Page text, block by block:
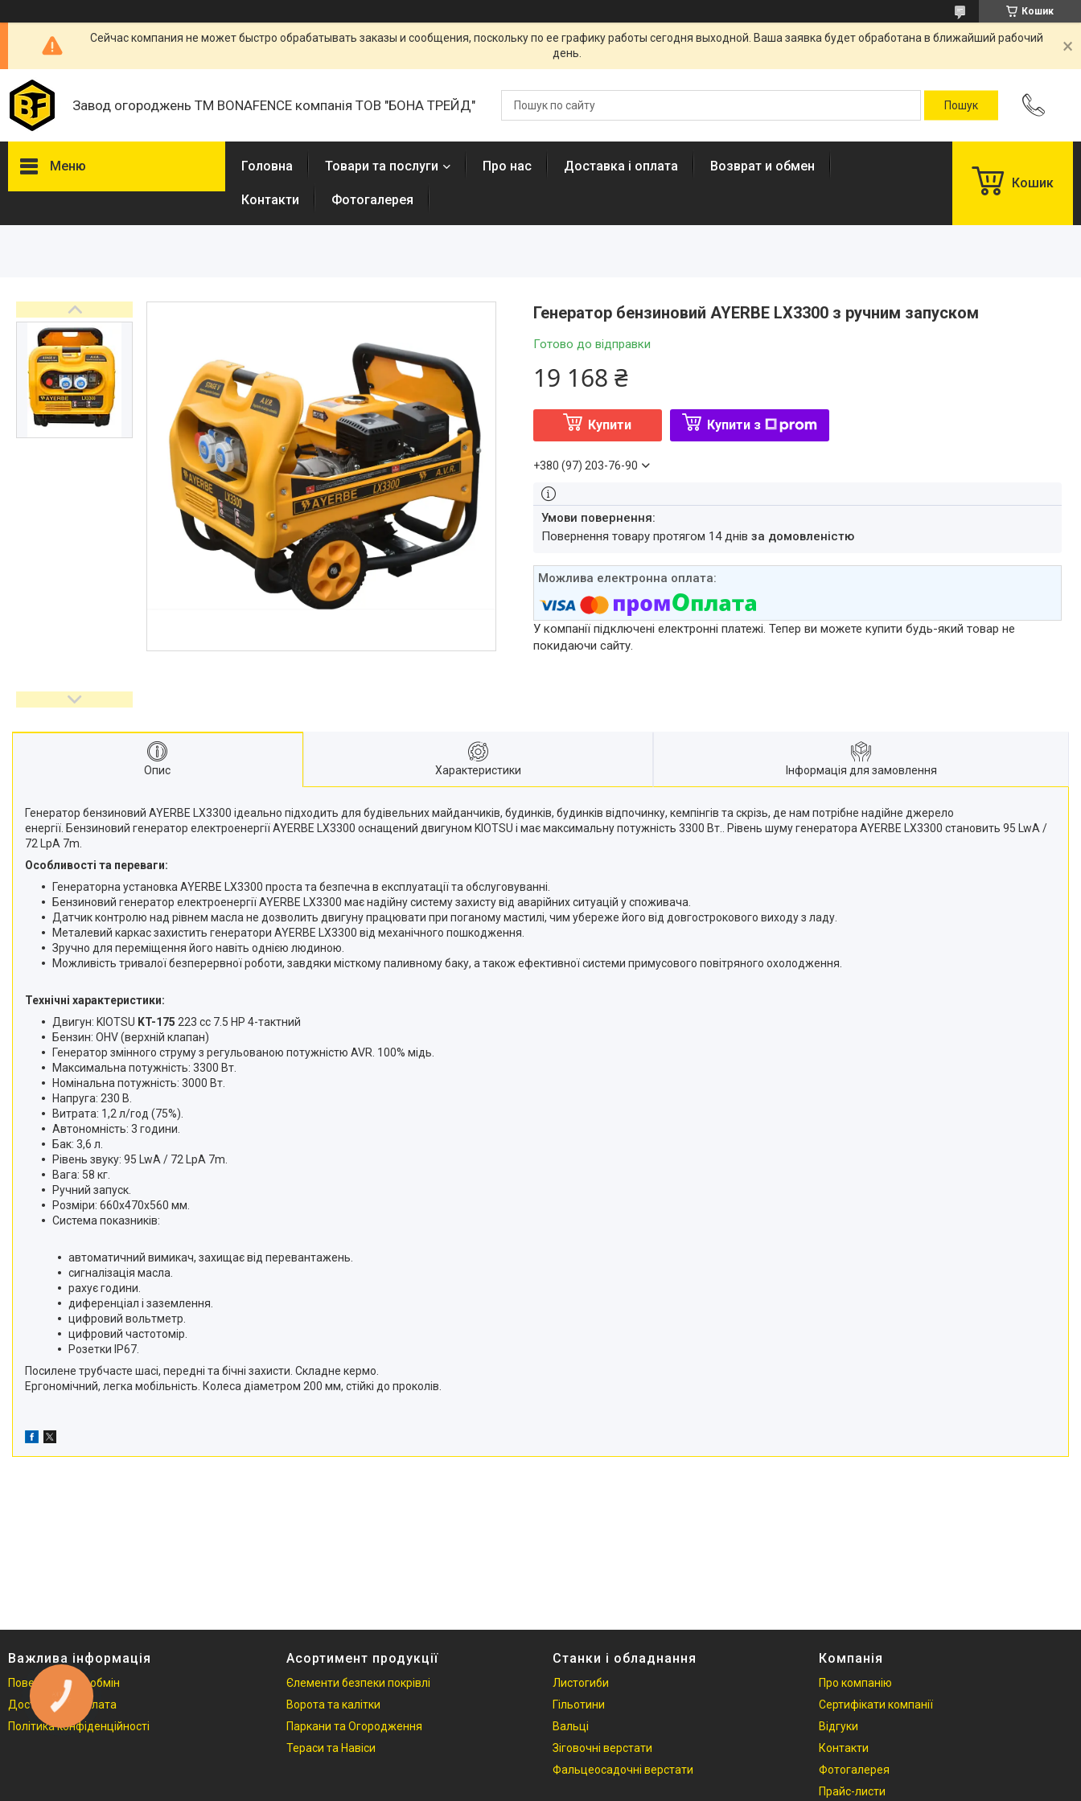
Кошик
Сейчас компания не может быстро обрабатывать заказы и сообщения, поскольку по ее графику работы сегодня выходной. Ваша заявка будет обработана в ближайший рабочий
день.
Завод огороджень ТМ BONAFENCE компанія ТОВ "БОНА ТРЕЙД"
Меню Головна Товари та послуги Про нас Доставка і оплата Возврат и обмен
Контакти Фотогалерея
Кошик
Генератор бензиновий AYERBE LX3300 з ручним запуском
Готово до відправки
19 168 ₴
Купити Купити з
+380 (97) 203-76-90
повернення товару протягом 14 днів за домовленістю
У компанії підключені електронні платежі. Тепер ви можете купити будь-який товар не
покидаючи сайту.
Опис Характеристики Інформація для замовлення
Генератор бензиновий AYERBE LX3300 ідеально підходить для будівельних майданчиків, будинків, будинків відпочинку, кемпінгів та скрізь, де нам потрібне надійне джерело
енергії. Бензиновий генератор електроенергії AYERBE LX3300 оснащений двигуном KIOTSU і має максимальну потужність 3300 Вт.. Рівень шуму генератора AYERBE LX3300 становить 95 LwA /
72 LpA 7m.
Особливості та переваги:
Генераторна установка AYERBE LX3300 проста та безпечна в експлуатації та обслуговуванні.
Бензиновий генератор електроенергії AYERBE LX3300 має надійну систему захисту від аварійних ситуацій у споживача.
Датчик контролю над рівнем масла не дозволить двигуну працювати при поганому мастилі, чим убереже його від довгострокового виходу з ладу.
Металевий каркас захистить генератори AYERBE LX3300 від механічного пошкодження.
Зручно для переміщення його навіть однією людиною.
Можливість тривалої безперервної роботи, завдяки місткому паливному баку, а також ефективної системи примусового повітряного охолодження.
Технічні характеристики:
Двигун: KIOTSU KT-175 223 cc 7.5 HP 4-тактний
Бензин: OHV (верхній клапан)
Генератор змінного струму з регульованою потужністю AVR. 100% мідь.
Максимальна потужність: 3300 Вт.
Номінальна потужність: 3000 Вт.
Напруга: 230 В.
Витрата: 1,2 л/год (75%).
Автономність: 3 години.
Бак: 3,6 л.
Рівень звуку: 95 LwA / 72 LpA 7m.
Вага: 58 кг.
Ручний запуск.
Розміри: 660х470х560 мм.
Система показників:
автоматичний вимикач, захищає від перевантажень.
сигналізація масла.
рахує години.
диференціал і заземлення.
цифровий вольтметр.
цифровий частотомір.
Розетки IP67.
Посилене трубчасте шасі, передні та бічні захисти. Складне кермо.
Ергономічний, легка мобільність. Колеса діаметром 200 мм, стійкі до проколів.
Важлива інформація
Повернення та обмін
Доставка та Оплата
Політика конфіденційності
Асортимент продукції
Єлементи безпеки покрівлі
Ворота та калітки
Паркани та Огородження
Тераси та Навіси
Станки і обладнання
Листогиби
Гільотини
Вальці
Зіговочні верстати
Фальцеосадочні верстати
Компанія
Про компанію
Сертифікати компанії
Відгуки
Контакти
Фотогалерея
Прайс-листи
КНОПКА
ЗВ'ЯЗКУ